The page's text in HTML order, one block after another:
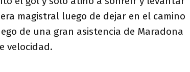
magistral luego de dejar en el camino
de una gran asistencia de Maradona
velocidad.